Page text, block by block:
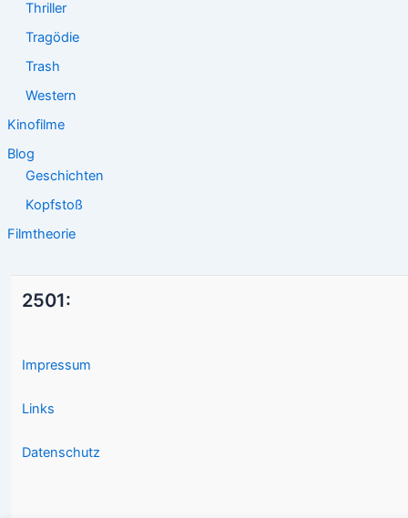
Thriller
Tragödie
Trash
Western
Kinofilme
Blog
Geschichten
Kopfstoß
Filmtheorie
2501:
Impressum
Links
Datenschutz